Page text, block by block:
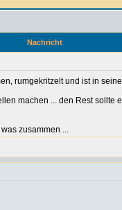
Nachricht
rumgekritzelt und ist in
machen ... den Rest
zusammen ...